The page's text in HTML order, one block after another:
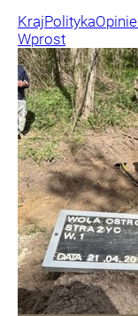
KrajPolityka
Wprost